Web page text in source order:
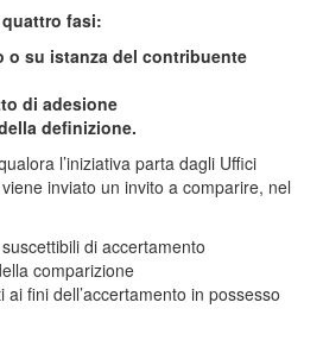
fasi:
o su istanza del contribuente
di adesione
definizione.
l’iniziativa parta dagli Uffici
inviato un invito a comparire, nel
di accertamento
comparizione
fini dell’accertamento in possesso